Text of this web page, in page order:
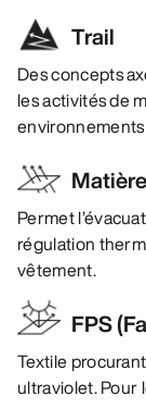
Trail
Des concepts
les activités de
Permet
régulation
vêtement.
FPS
Textile
ultraviolet. Pour